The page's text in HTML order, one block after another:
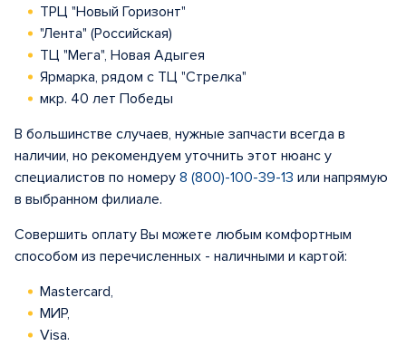
ТРЦ "Новый Горизонт"
"Лента" (Российская)
ТЦ "Мега", Новая Адыгея
Ярмарка, рядом с ТЦ "Стрелка"
мкр. 40 лет Победы
В большинстве случаев, нужные запчасти всегда в
наличии, но рекомендуем уточнить этот нюанс у
специалистов по номеру 8 (800)-100-39-13 или напрямую
в выбранном филиале.
Совершить оплату Вы можете любым комфортным
способом из перечисленных - наличными и картой:
Mastercard,
МИР,
Visa.